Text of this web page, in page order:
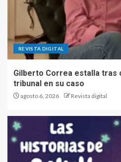
REVISTA DIGITAL
Gilberto Correa estalla tras
tribunal en su caso
agosto 6, 2026 Revista digital